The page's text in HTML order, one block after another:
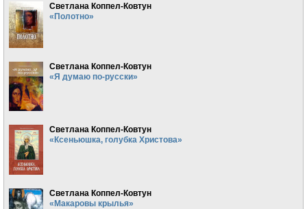
Светлана Коппел-Ковтун
«Полотно»
Светлана Коппел-Ковтун
«Я думаю по-русски»
Светлана Коппел-Ковтун
«Ксеньюшка, голубка Христова»
Светлана Коппел-Ковтун
«Макаровы крылья»